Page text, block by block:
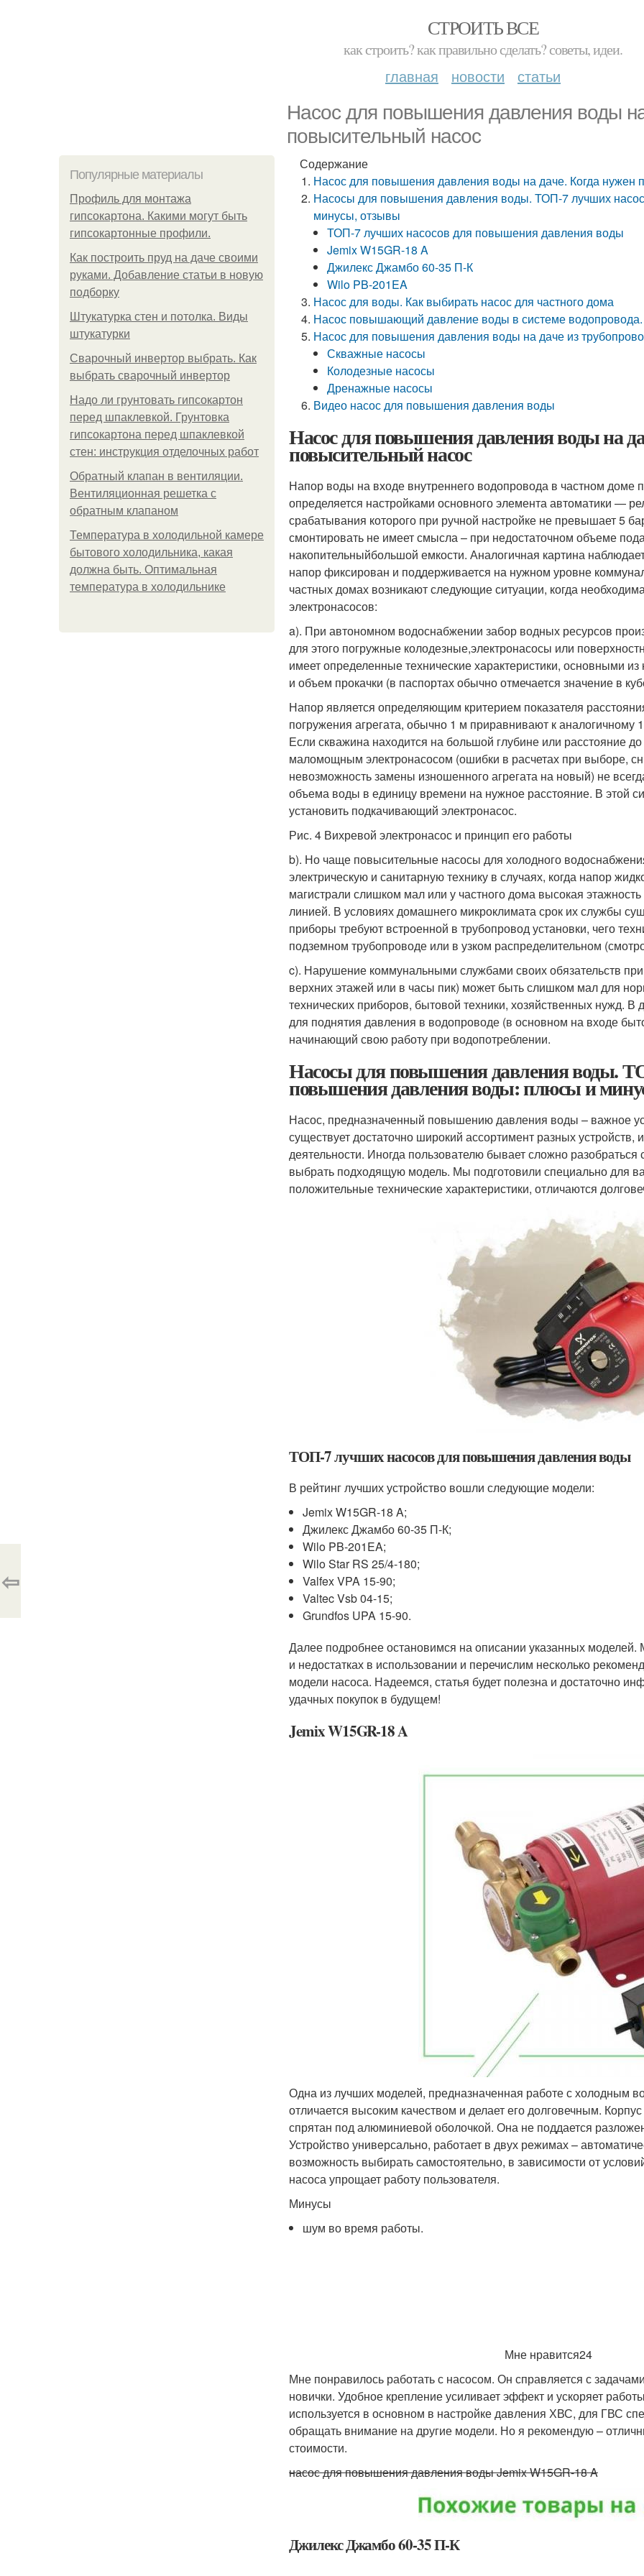
СТРОИТЬ ВСЕ
как строить? как правильно сделать? советы, идеи.
главная новости статьи
Насос для повышения давления воды
повысительный насос
Популярные материалы
Профиль для монтажа
гипсокартона. Какими могут быть
гипсокартонные профили.
Как построить пруд на даче своими
руками. Добавление статьи в новую
подборку
Штукатурка стен и потолка. Виды
штукатурки
Сварочный инвертор выбрать. Как
выбрать сварочный инвертор
Надо ли грунтовать гипсокартон
перед шпаклевкой. Грунтовка
гипсокартона перед шпаклевкой
стен: инструкция отделочных работ
Обратный клапан в вентиляции.
Вентиляционная решетка с
обратным клапаном
Температура в холодильной камере
бытового холодильника, какая
должна быть. Оптимальная
температура в холодильнике
Содержание
Насос для повышения давления воды на даче. Когда нужен
Насосы для повышения давления воды. ТОП-7 лучших
минусы, отзывы
ТОП-7 лучших насосов для повышения давления воды
Jemix W15GR-18 A
Джилекс Джамбо 60-35 П-К
Wilo PB-201EA
Насос для воды. Как выбирать насос для частного дома
Насос повышающий давление воды в системе
Насос для повышения давления воды на даче из
Скважные насосы
Колодезные насосы
Дренажные насосы
Видео насос для повышения давления воды
Насос для повышения давления воды на
повысительный насос
Напор воды на входе внутреннего водопровода в частном доме
определяется настройками основного элемента автоматики —
срабатывания которого при ручной настройке не превышает 5
смонтировать не имеет смысла – при недостаточном объеме
накопительныйбольшой емкости. Аналогичная картина
напор фиксирован и поддерживается на нужном уровне
частных домах возникают следующие ситуации, когда
электронасосов:
a). При автономном водоснабжении забор водных ресурсов
для этого погружные колодезные,электронасосы или
имеет определенные технические характеристики, основными
и объем прокачки (в паспортах обычно отмечается значение в
Напор является определяющим критерием показателя
погружения агрегата, обычно 1 м приравнивают к аналогичному
Если скважина находится на большой глубине или расстояние
маломощным электронасосом (ошибки в расчетах при выборе,
невозможность замены изношенного агрегата на новый) не
объема воды в единицу времени на нужное расстояние. В этой
установить подкачивающий электронасос.
Рис. 4 Вихревой электронасос и принцип его работы
b). Но чаще повысительные насосы для холодного
электрическую и санитарную технику в случаях, когда напор
магистрали слишком мал или у частного дома высокая
линией. В условиях домашнего микроклимата срок их службы
приборы требуют встроенной в трубопровод установки, чего
подземном трубопроводе или в узком распределительном
c). Нарушение коммунальными службами своих обязательств
верхних этажей или в часы пик) может быть слишком мал для
технических приборов, бытовой техники, хозяйственных нужд. В
для поднятия давления в водопроводе (в основном на входе
начинающий свою работу при водопотреблении.
Насосы для повышения давления воды.
повышения давления воды: плюсы и
Насос, предназначенный повышению давления воды – важное
существует достаточно широкий ассортимент разных
деятельности. Иногда пользователю бывает сложно
выбрать подходящую модель. Мы подготовили специально для
положительные технические характеристики, отличаются
ТОП-7 лучших насосов для повышения давления воды
В рейтинг лучших устройство вошли следующие модели:
Jemix W15GR-18 A;
Джилекс Джамбо 60-35 П-К;
Wilo PB-201EA;
Wilo Star RS 25/4-180;
Valfex VPA 15-90;
Valtec Vsb 04-15;
Grundfos UPA 15-90.
Далее подробнее остановимся на описании указанных
и недостатках в использовании и перечислим несколько
модели насоса. Надеемся, статья будет полезна и достаточно
удачных покупок в будущем!
Jemix W15GR-18 A
Одна из лучших моделей, предназначенная работе с холодным
отличается высоким качеством и делает его долговечным.
спрятан под алюминиевой оболочкой. Она не поддается
Устройство универсально, работает в двух режимах –
возможность выбирать самостоятельно, в зависимости от
насоса упрощает работу пользователя.
Минусы
шум во время работы.
Мне нравится24
Мне понравилось работать с насосом. Он справляется с
новички. Удобное крепление усиливает эффект и ускоряет
используется в основном в настройке давления ХВС, для ГВС
обращать внимание на другие модели. Но я рекомендую –
стоимости.
насос для повышения давления воды Jemix W15GR-18 A
Джилекс Джамбо 60-35 П-К
⇦